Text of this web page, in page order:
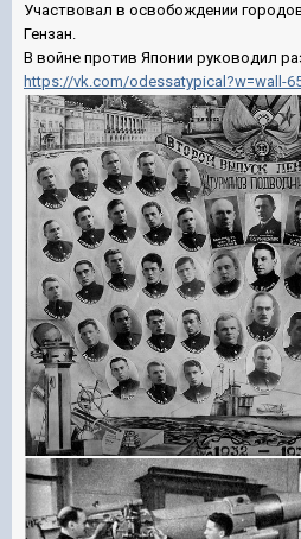
Участвовал в освобождении
Гензан.
В войне против Японии руководил
https://vk.com/odessatypical?w=wall-